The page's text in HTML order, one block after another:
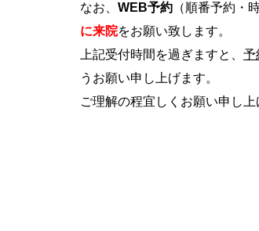
なお、 WEB予約 （順番予約・
に来院をお願い致します。
上記受付時間を過ぎますと、 予
うお願い申し上げます。
ご理解の程宜しくお願い申し上